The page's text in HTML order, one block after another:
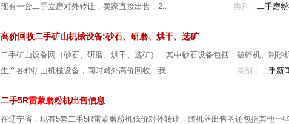
现有一套二手立磨对外转让，卖家直接出售，2..
类别： 二手磨
高价回收二手矿山机械设备:砂石、研磨、烘干、选矿
二手矿山设备网（砂石、研磨、烘干、选矿），其中砂石设备包括：破碎机、制砂
生产各种矿山机械设备，同时对外高价回收，我.
类别： 二手新
二手5R雷蒙磨粉机出售信息
在辽宁省，现有5套二手5R雷蒙磨粉机低价对外转让，随机器出售的还包括其他一